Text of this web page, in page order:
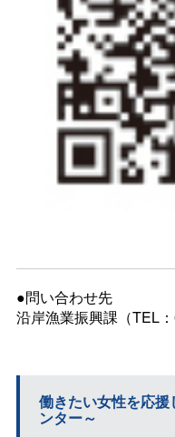
●問い合わせ先
沿岸漁業振興課（TEL
働きたい女性を応
ンター～